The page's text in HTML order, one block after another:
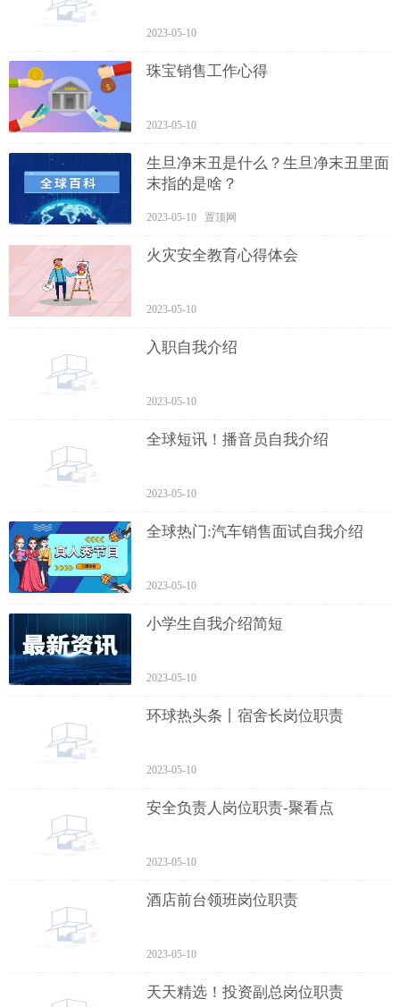
2023-05-10
珠宝销售工作心得
2023-05-10
生旦净末丑是什么？生旦净末丑里面
末指的是啥？
2023-05-10 置顶网
火灾安全教育心得体会
2023-05-10
入职自我介绍
2023-05-10
全球短讯！播音员自我介绍
2023-05-10
全球热门:汽车销售面试自我介绍
2023-05-10
小学生自我介绍简短
2023-05-10
环球热头条丨宿舍长岗位职责
2023-05-10
安全负责人岗位职责-聚看点
2023-05-10
酒店前台领班岗位职责
2023-05-10
天天精选！投资副总岗位职责